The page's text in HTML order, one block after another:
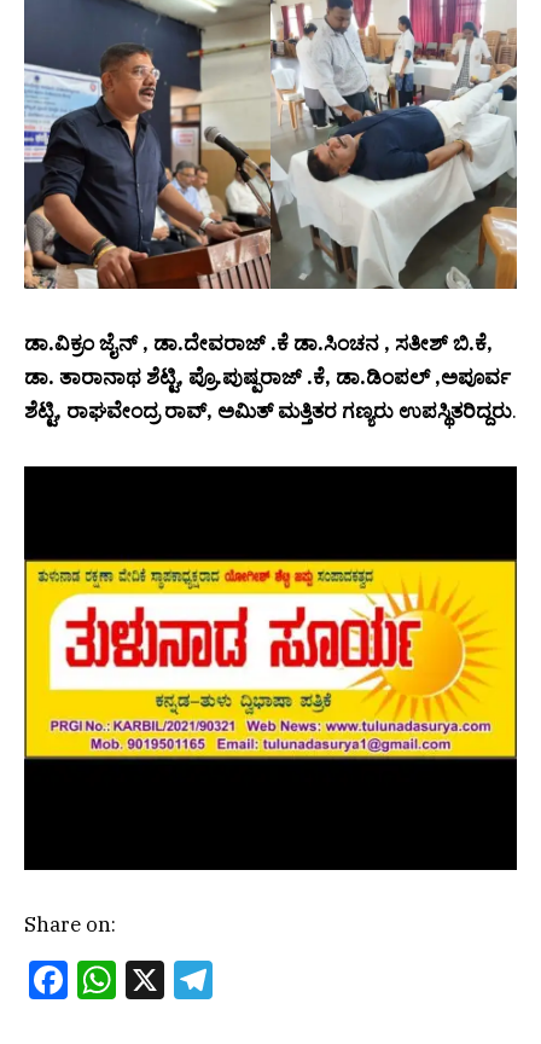
ಡಾ.ವಿಕ್ರಂ ಜೈನ್ , ಡಾ.ದೇವರಾಜ್ .ಕೆ ಡಾ.ಸಿಂಚನ , ಸತೀಶ್ ಬಿ.ಕೆ,
ಡಾ. ತಾರಾನಾಥ ಶೆಟ್ಟಿ, ಪ್ರೊ.ಪುಷ್ಪರಾಜ್ .ಕೆ, ಡಾ.ಡಿಂಪಲ್ ,ಅಪೂರ್ವ
ಶೆಟ್ಟಿ, ರಾಘವೇಂದ್ರ ರಾವ್, ಅಮಿತ್ ಮತ್ತಿತರ ಗಣ್ಯರು ಉಪಸ್ಥಿತರಿದ್ದರು.
Share on:
Facebook
WhatsApp
X